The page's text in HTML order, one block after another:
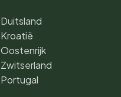
Duitsland
Kroatië
Oostenrijk
Zwitserland
Portugal